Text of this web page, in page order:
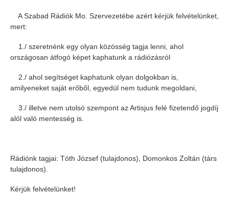
A Szabad Rádiók Mo. Szervezetébe azért kérjük felvételünket,
mert:
1./ szeretnénk egy olyan közösség tagja lenni, ahol
országosan átfogó képet kaphatunk a rádiózásról
2./ ahol segítséget kaphatunk olyan dolgokban is,
amilyeneket saját erőből, egyedül nem tudunk megoldani,
3./ illetve nem utolsó szempont az Artisjus felé fizetendő jogdíj
alól való mentesség is.
Rádiónk tagjai: Tóth József (tulajdonos), Domonkos Zoltán (társ
tulajdonos).
Kérjük felvételünket!